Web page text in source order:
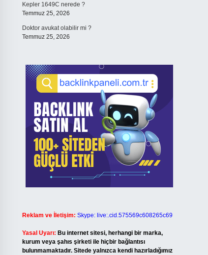
Kepler 1649C nerede ?
Temmuz 25, 2026
Doktor avukat olabilir mi ?
Temmuz 25, 2026
Reklam ve İletişim: Skype: live:.cid.575569c608265c69
Yasal Uyarı: Bu internet sitesi, herhangi bir marka,
kurum veya şahıs şirketi ile hiçbir bağlantısı
bulunmamaktadır. Sitede yalnızca kendi hazırladığımız